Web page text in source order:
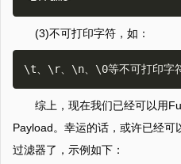
(3)不可打印字符，如：
综上，现在我们已经可以用
Payload。幸运的话，或许已经
过滤器了，示例如下：